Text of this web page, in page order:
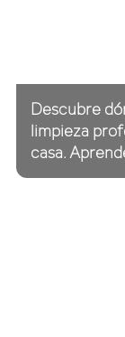
Descubre
limpieza
casa.